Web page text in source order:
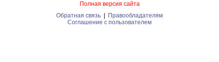
Полная версия сайта
Обратная связь
Правообладателям
Соглашение с пользователем